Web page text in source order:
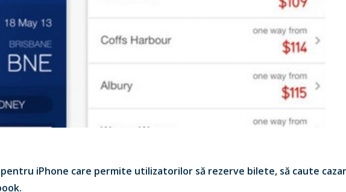
iPhone care permite utilizatorilor să rezerve bilete, să caute